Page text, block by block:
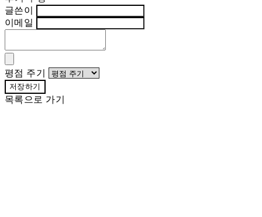
글쓴이
이메일
평점 주기
저장하기
목록으로 가기